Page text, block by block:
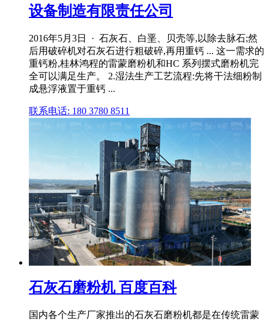
设备制造有限责任公司
2016年5月3日 · 石灰石、白垩、贝壳等,以除去脉石;然
后用破碎机对石灰石进行粗破碎,再用重钙 ... 这一需求的
重钙粉,桂林鸿程的雷蒙磨粉机和HC 系列摆式磨粉机完
全可以满足生产。 2.湿法生产工艺流程:先将干法细粉制
成悬浮液置于重钙 ...
联系电话: 180 3780 8511
石灰石磨粉机 百度百科
国内各个生产厂家推出的石灰石磨粉机都是在传统雷蒙